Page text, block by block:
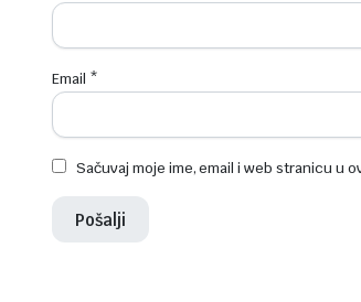
Email *
Sačuvaj moje ime, email i web stranicu u